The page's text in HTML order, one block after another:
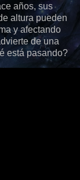
años, sus
altura pueden
y afectando
de una
está pasando?